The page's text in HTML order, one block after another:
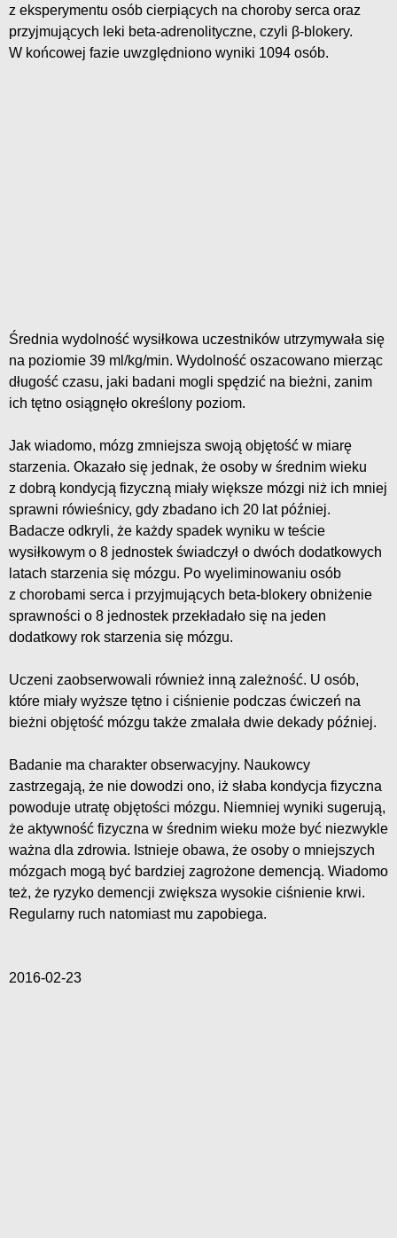
z eksperymentu osób cierpiących na choroby serca oraz
przyjmujących leki beta-adrenolityczne, czyli β-blokery.
W końcowej fazie uwzględniono wyniki 1094 osób.
Średnia wydolność wysiłkowa uczestników utrzymywała się
na poziomie 39 ml/kg/min. Wydolność oszacowano mierząc
długość czasu, jaki badani mogli spędzić na bieżni, zanim
ich tętno osiągnęło określony poziom.
Jak wiadomo, mózg zmniejsza swoją objętość w miarę
starzenia. Okazało się jednak, że osoby w średnim wieku
z dobrą kondycją fizyczną miały większe mózgi niż ich mniej
sprawni rówieśnicy, gdy zbadano ich 20 lat później.
Badacze odkryli, że każdy spadek wyniku w teście
wysiłkowym o 8 jednostek świadczył o dwóch dodatkowych
latach starzenia się mózgu. Po wyeliminowaniu osób
z chorobami serca i przyjmujących beta-blokery obniżenie
sprawności o 8 jednostek przekładało się na jeden
dodatkowy rok starzenia się mózgu.
Uczeni zaobserwowali również inną zależność. U osób,
które miały wyższe tętno i ciśnienie podczas ćwiczeń na
bieżni objętość mózgu także zmalała dwie dekady później.
Badanie ma charakter obserwacyjny. Naukowcy
zastrzegają, że nie dowodzi ono, iż słaba kondycja fizyczna
powoduje utratę objętości mózgu. Niemniej wyniki sugerują,
że aktywność fizyczna w średnim wieku może być niezwykle
ważna dla zdrowia. Istnieje obawa, że osoby o mniejszych
mózgach mogą być bardziej zagrożone demencją. Wiadomo
też, że ryzyko demencji zwiększa wysokie ciśnienie krwi.
Regularny ruch natomiast mu zapobiega.
2016-02-23